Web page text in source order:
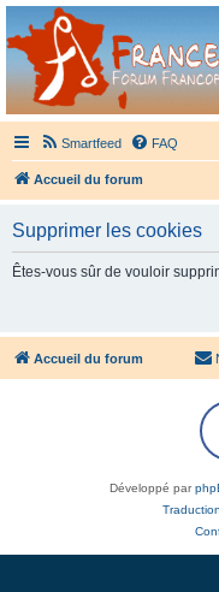
France Didgeridoo
Didgeridoo et Guimbarde sur
Smartfeed FAQ
Accueil du forum
Supprimer les cookies
Êtes-vous sûr de vouloir
Accueil du forum
Développé par